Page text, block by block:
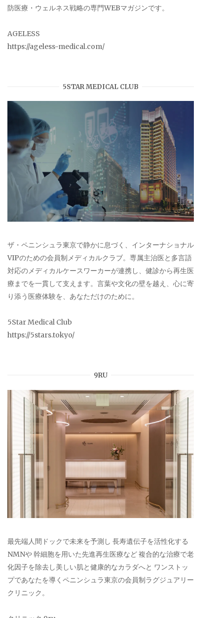
防医療・ウェルネス戦略の専門WEBマガジンです。
AGELESS
https://ageless-medical.com/
5STAR MEDICAL CLUB
ザ・ペニンシュラ東京で静かに息づく、インターナショナル
VIPのための会員制メディカルクラブ。専属主治医と多言語
対応のメディカルケースワーカーが連携し、健診から再生医
療までを一貫して支えます。言葉や文化の壁を越え、心に寄
り添う医療体験を、あなただけのために。
5Star Medical Club
https://5stars.tokyo/
9RU
最先端人間ドックで未来を予測し 長寿遺伝子を活性化する
NMNや 幹細胞を用いた先進再生医療など 複合的な治療で老
化因子を除去し美しい肌と健康的なカラダへと ワンストッ
プであなたを導くペニンシュラ東京の会員制ラグジュアリー
クリニック。